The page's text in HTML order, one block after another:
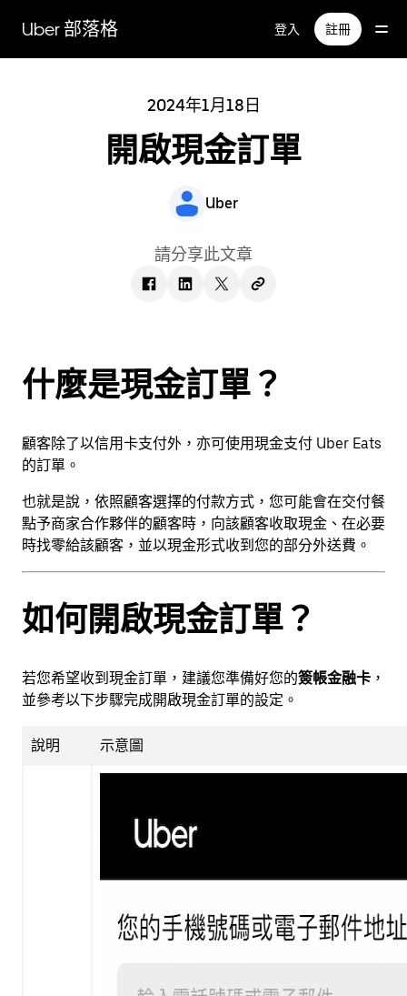
Uber 部落格 登入 註冊
2024年1月18日
開啟現金訂單
Uber
請分享此文章
什麼是現金訂單？
顧客除了以信用卡支付外，亦可使用現金支付 Uber Eats
的訂單。
也就是說，依照顧客選擇的付款方式，您可能會在交付餐
點予商家合作夥伴的顧客時，向該顧客收取現金、在必要
時找零給該顧客，並以現金形式收到您的部分外送費。
如何開啟現金訂單？
若您希望收到現金訂單，建議您準備好您的簽帳金融卡 ，
並參考以下步驟完成開啟現金訂單的設定。
說明 示意圖